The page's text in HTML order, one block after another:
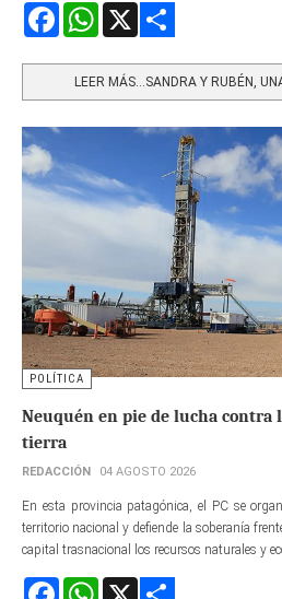
FacebookWhatsApp
LEER MÁS…SANDRA Y RUBÉN,
POLÍTICA
Neuquén en pie de lucha contra
tierra
REDACCIÓN 04 AGOSTO 2026
En esta provincia patagónica, el PC se
territorio nacional y defiende la soberanía
capital trasnacional los recursos naturales y
FacebookWhatsApp